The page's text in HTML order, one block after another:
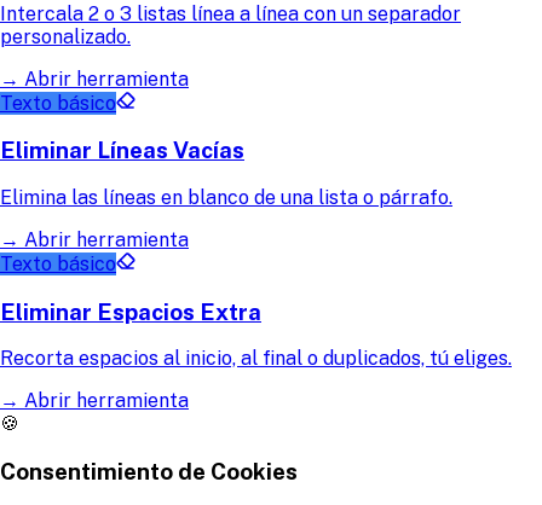
Intercala 2 o 3 listas línea a línea con un separador
personalizado.
→ Abrir herramienta
Texto básico
Eliminar Líneas Vacías
Elimina las líneas en blanco de una lista o párrafo.
→ Abrir herramienta
Texto básico
Eliminar Espacios Extra
Recorta espacios al inicio, al final o duplicados, tú eliges.
→ Abrir herramienta
🍪
Consentimiento de Cookies